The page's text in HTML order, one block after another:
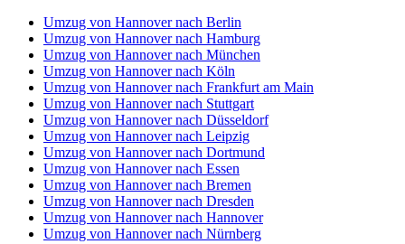
Umzug von Hannover nach Berlin
Umzug von Hannover nach Hamburg
Umzug von Hannover nach München
Umzug von Hannover nach Köln
Umzug von Hannover nach Frankfurt am Main
Umzug von Hannover nach Stuttgart
Umzug von Hannover nach Düsseldorf
Umzug von Hannover nach Leipzig
Umzug von Hannover nach Dortmund
Umzug von Hannover nach Essen
Umzug von Hannover nach Bremen
Umzug von Hannover nach Dresden
Umzug von Hannover nach Hannover
Umzug von Hannover nach Nürnberg